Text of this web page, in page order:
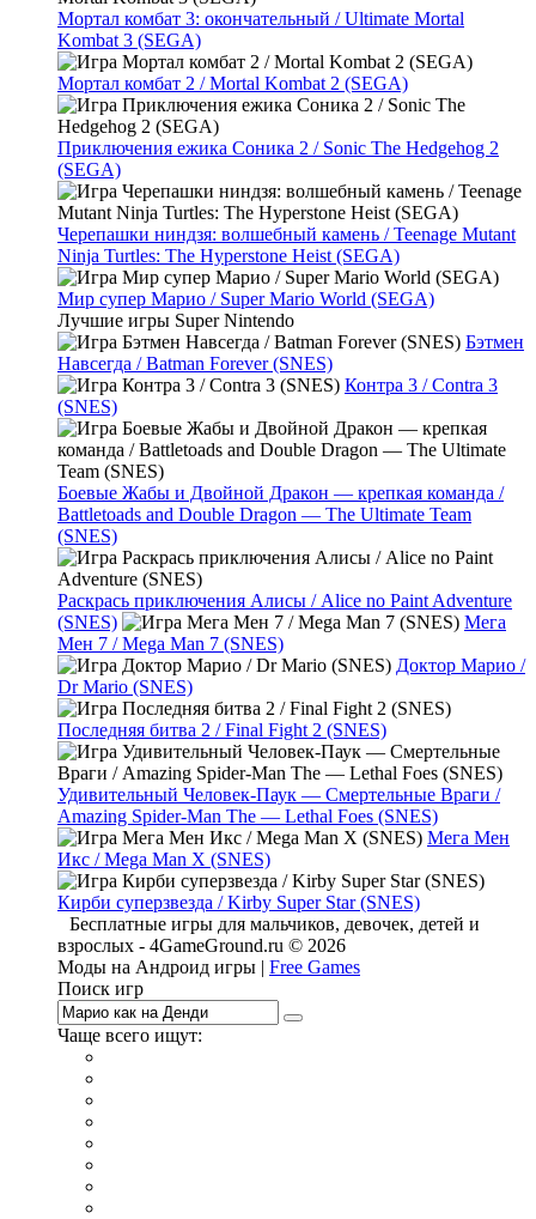
Мортал комбат 3: окончательный / Ultimate Mortal
Kombat 3 (SEGA)
Мортал комбат 2 / Mortal Kombat 2 (SEGA)
Приключения ежика Соника 2 / Sonic The Hedgehog 2
(SEGA)
Черепашки ниндзя: волшебный камень / Teenage Mutant
Ninja Turtles: The Hyperstone Heist (SEGA)
Мир супер Марио / Super Mario World (SEGA)
Лучшие игры Super Nintendo
Бэтмен
Навсегда / Batman Forever (SNES)
Контра 3 / Contra 3
(SNES)
Боевые Жабы и Двойной Дракон — крепкая команда /
Battletoads and Double Dragon — The Ultimate Team
(SNES)
Раскрась приключения Алисы / Alice no Paint Adventure
(SNES)
Мега
Мен 7 / Mega Man 7 (SNES)
Доктор Марио /
Dr Mario (SNES)
Последняя битва 2 / Final Fight 2 (SNES)
Удивительный Человек-Паук — Смертельные Враги /
Amazing Spider-Man The — Lethal Foes (SNES)
Мега Мен
Икс / Mega Man X (SNES)
Кирби суперзвезда / Kirby Super Star (SNES)
Бесплатные игры для мальчиков, девочек, детей и
взрослых - 4GameGround.ru © 2026
Моды на Андроид игры | Free Games
Поиск игр
Чаще всего ищут: